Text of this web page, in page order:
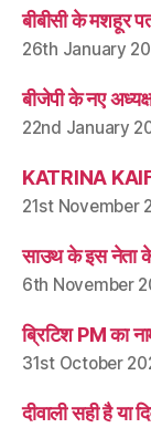
बीबीसी के मशहूर
26th January
बीजेपी के नए
22nd January
KATRINA KAIF
21st November
साउथ के इस नेता के
6th November
ब्रिटिश PM का
31st October
दीवाली सही है या